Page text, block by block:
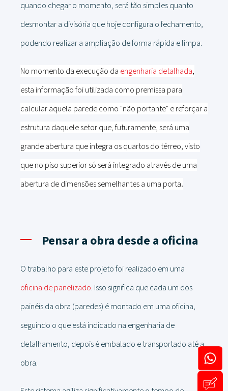
quando chegar o momento, será tão simples quanto
desmontar a divisória que hoje configura o fechamento,
podendo realizar a ampliação de forma rápida e limpa.
No momento da execução da engenharia detalhada,
esta informação foi utilizada como premissa para
calcular aquela parede como "não portante" e reforçar a
estrutura daquele setor que, futuramente, será uma
grande abertura que integra os quartos do térreo, visto
que no piso superior só será integrado através de uma
abertura de dimensões semelhantes a uma porta.
Pensar a obra desde a oficina
O trabalho para este projeto foi realizado em uma
oficina de panelizado. Isso significa que cada um dos
painéis da obra (paredes) é montado em uma oficina,
seguindo o que está indicado na engenharia de
detalhamento, depois é embalado e transportado até a
obra.